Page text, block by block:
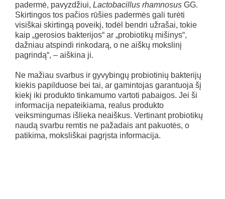
padermė, pavyzdžiui, Lactobacillus rhamnosus GG.
Skirtingos tos pačios rūšies padermės gali turėti
visiškai skirtingą poveikį, todėl bendri užrašai, tokie
kaip „gerosios bakterijos“ ar „probiotikų mišinys“,
dažniau atspindi rinkodarą, o ne aiškų mokslinį
pagrindą“, – aiškina ji.
Ne mažiau svarbus ir gyvybingų probiotinių bakterijų
kiekis papilduose bei tai, ar gamintojas garantuoja šį
kiekį iki produkto tinkamumo vartoti pabaigos. Jei ši
informacija nepateikiama, realus produkto
veiksmingumas išlieka neaiškus. Vertinant probiotikų
naudą svarbu remtis ne pažadais ant pakuotės, o
patikima, moksliškai pagrįsta informacija.